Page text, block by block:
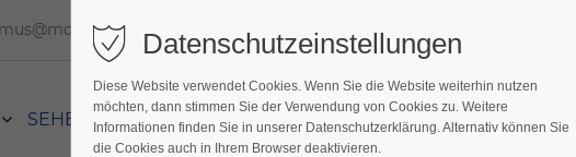
SEHENSWERT KIDS
Datenschutzeinstellungen
Diese Website verwendet Cookies. Wenn Sie die Website weiterhin nutzen
möchten, dann stimmen Sie der Verwendung von Cookies zu. Weitere
Informationen finden Sie in unserer Datenschutzerklärung. Alternativ können Sie
die Cookies auch in Ihrem Browser deaktivieren.